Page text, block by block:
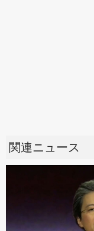
関連ニュース